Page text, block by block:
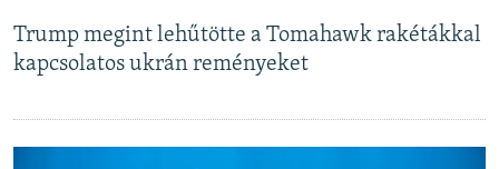
Trump megint lehűtötte a Tomahawk rakétákkal
kapcsolatos ukrán reményeket